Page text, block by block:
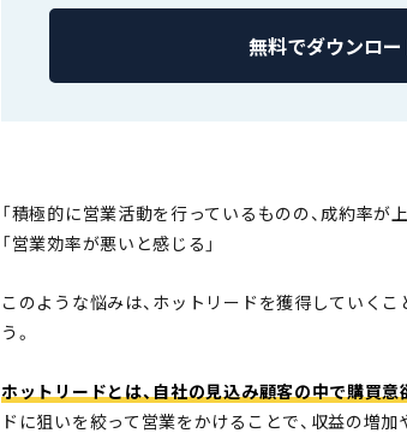
無料でダウンロー
「積極的に営業活動を行っているものの、成約率が
「営業効率が悪いと感じる」
このような悩みは、ホットリードを獲得していく
う。
ホットリードとは、自社の見込み顧客の中で購買
ドに狙いを絞って営業をかけることで、収益の増